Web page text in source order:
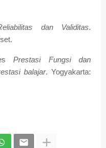
dan Validitas.
Prestasi Fungsi dan
balajar. Yogyakarta: